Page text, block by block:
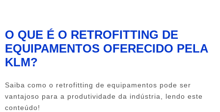
O QUE É O RETROFITTING DE
EQUIPAMENTOS OFERECIDO PELA
KLM?
Saiba como o retrofitting de equipamentos pode ser
vantajoso para a produtividade da indústria, lendo este
conteúdo!